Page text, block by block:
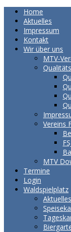
Home
Aktuelles
Impressum
Kontakt
Wir über uns
MTV-
Vereins
MTV
Termine
Login
Waldspielplatz
Aktuelles